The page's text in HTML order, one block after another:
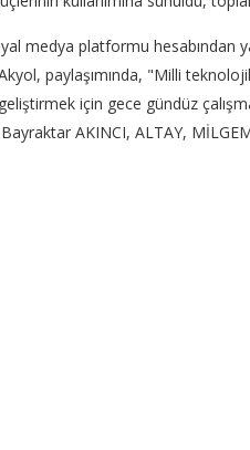
medya platformu hesabından
paylaşımında, "Milli
için gece gündüz
AKINCI, ALTAY,